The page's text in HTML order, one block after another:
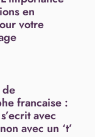
en
votre
de
francaise :
avec
avec un ‘t’